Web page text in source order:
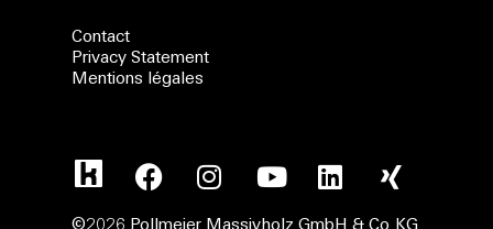
Contact
Privacy Statement
Mentions légales